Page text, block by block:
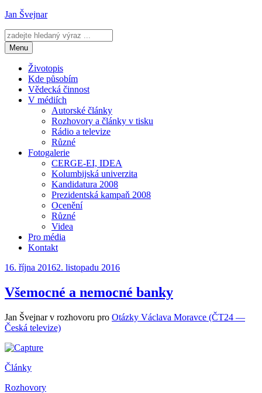
Přejít
obsahu
webu
Jan Švejnar
Menu
Životopis
Kde působím
Vědecká činnost
V médiích
Autorské články
Rozhovory a články v tisku
Rádio a televize
Různé
Fotogalerie
CERGE-EI, IDEA
Kolumbijská univerzita
Kandidatura 2008
Prezidentská kampaň 2008
Ocenění
Různé
Videa
Pro média
Kontakt
Publikováno:
16. října 20162. listopadu 2016
Všemocné a nemocné banky
Jan Švejnar v rozhovoru pro Otázky Václava Moravce (ČT24 —
Česká televize)
Články
Rozhovory